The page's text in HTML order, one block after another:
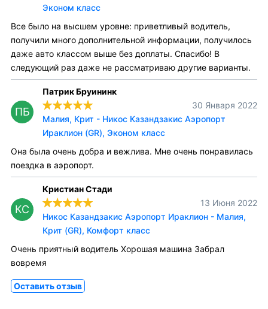
Эконом класс
Все было на высшем уровне: приветливый водитель,
получили много дополнительной информации, получилось
даже авто классом выше без доплаты. Спасибо! В
следующий раз даже не рассматриваю другие варианты.
ПБ
Патрик Бруининк
30 Января 2022
Малия, Крит - Никос Казандзакис Аэропорт
Ираклион (GR), Эконом класс
Она была очень добра и вежлива. Мне очень понравилась
поездка в аэропорт.
КС
Кристиан Стади
13 Июня 2022
Никос Казандзакис Аэропорт Ираклион - Малия,
Крит (GR), Комфорт класс
Очень приятный водитель Хорошая машина Забрал
вовремя
Оставить отзыв